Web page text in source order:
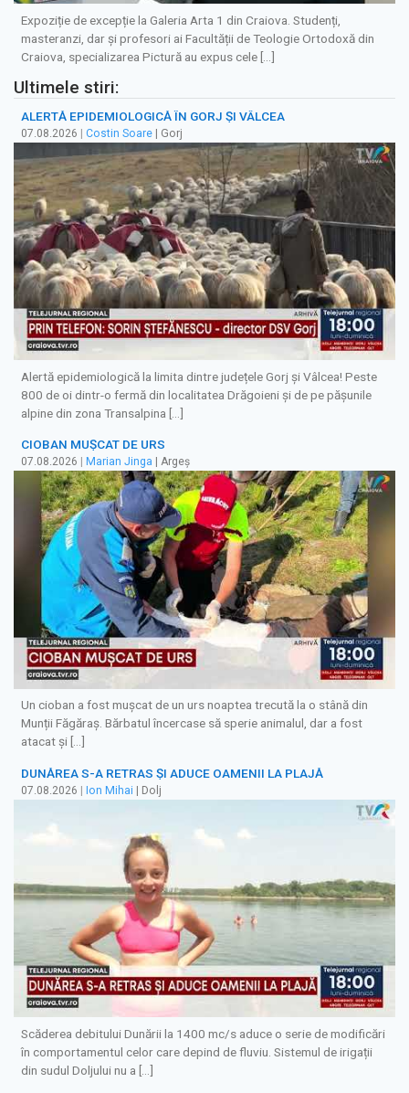
Expoziție de excepție la Galeria Arta 1 din Craiova. Studenți,
masteranzi, dar și profesori ai Facultății de Teologie Ortodoxă din
Craiova, specializarea Pictură au expus cele […]
Ultimele stiri:
ALERTĂ EPIDEMIOLOGICĂ ÎN GORJ ȘI VÂLCEA
07.08.2026 Costin Soare | Gorj
Alertă epidemiologică la limita dintre județele Gorj și Vâlcea! Peste
800 de oi dintr-o fermă din localitatea Drăgoieni și de pe pășunile
alpine din zona Transalpina […]
CIOBAN MUȘCAT DE URS
07.08.2026 Marian Jinga | Argeș
Un cioban a fost mușcat de un urs noaptea trecută la o stână din
Munții Făgăraș. Bărbatul încercase să sperie animalul, dar a fost
atacat și […]
DUNĂREA S-A RETRAS ŞI ADUCE OAMENII LA PLAJĂ
07.08.2026 | Ion Mihai | Dolj
Scăderea debitului Dunării la 1400 mc/s aduce o serie de modificări
în comportamentul celor care depind de fluviu. Sistemul de irigații
din sudul Doljului nu a […]